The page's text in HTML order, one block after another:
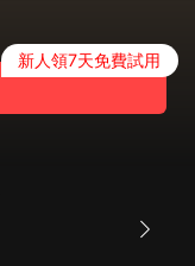
新人領7天免費試用